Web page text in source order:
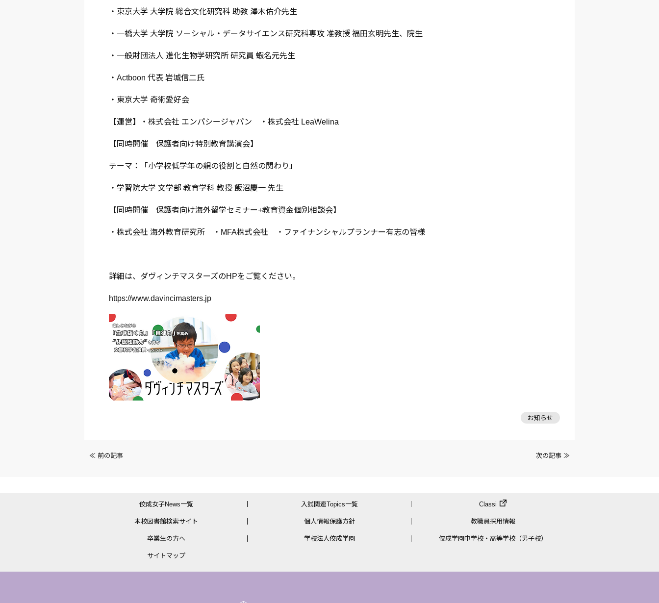
・東京大学 大学院 総合文化研究科 助教 澤木佑介先生
・一橋大学 大学院 ソーシャル・データサイエンス研究科専攻 准教授 福田玄明先生、院生
・一般財団法人 進化生物学研究所 研究員 蝦名元先生
・Actboon 代表 岩城信二氏
・東京大学 奇術愛好会
【運営】・株式会社 エンパシージャパン ・株式会社 LeaWelina
【同時開催 保護者向け特別教育講演会】
テーマ：「小学校低学年の親の役割と自然の関わり」
・学習院大学 文学部 教育学科 教授 飯沼慶一 先生
【同時開催 保護者向け海外留学セミナー+教育資金個別相談会】
・株式会社 海外教育研究所 ・MFA株式会社 ・ファイナンシャルプランナー有志の皆様
詳細は、ダヴィンチマスターズのHPをご覧ください。
https://www.davincimasters.jp
お知らせ
前
≪ 前の記事 次の記事 ≫
佼成女子News一覧 入試関連Topics一覧 Classi
本校図書館検索サイト 個人情報保護方針 教職員採用情報
卒業生の方へ 学校法人佼成学園 佼成学園中学校・高等学校（男子校）
サイトマップ